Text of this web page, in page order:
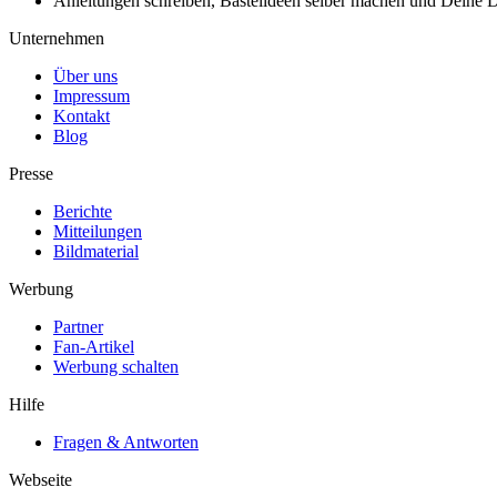
Unternehmen
Über uns
Impressum
Kontakt
Blog
Presse
Berichte
Mitteilungen
Bildmaterial
Werbung
Partner
Fan-Artikel
Werbung schalten
Hilfe
Fragen & Antworten
Webseite